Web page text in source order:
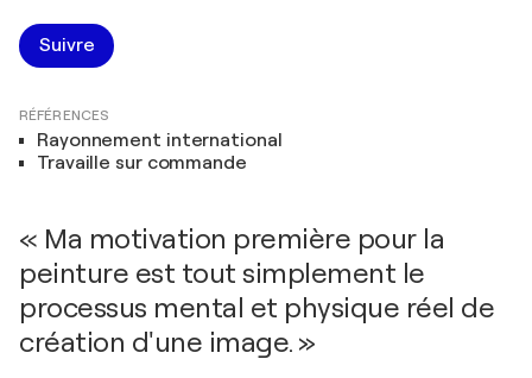
Suivre
RÉFÉRENCES
Rayonnement international
Travaille sur commande
« Ma motivation première pour la
peinture est tout simplement le
processus mental et physique réel de
création d'une image. »